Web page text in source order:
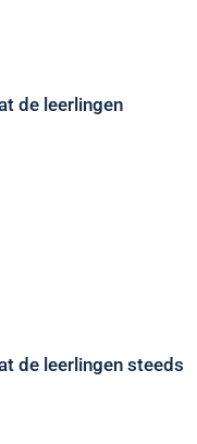
de leerlingen
de leerlingen steeds